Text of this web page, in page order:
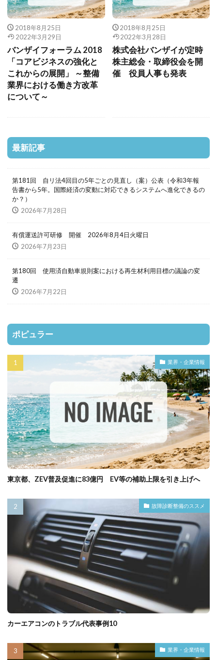
2018年8月25日
2022年3月29日
バンザイフォーラム 2018
「コアビジネスの強化と
これからの展開」 ～整備
業界における働き方改革
について～
2018年8月25日
2022年3月28日
株式会社バンザイが定時
株主総会・取締役会を開
催 役員人事も発表
最新記事
第181回 自リ法4回目の5年ごとの見直し（案）公表（令和3年報
告書から5年。国際経済の変動に対応できるシステムへ進化できるの
か？）
2026年7月28日
有償運送許可研修 開催 2026年8月4日火曜日
2026年7月23日
第180回 使用済自動車規則案における再生材利用目標の議論の変
遷
2026年7月22日
ポピュラー
業界・企業情報
東京都、ZEV普及促進に83億円 EV等の補助上限を引き上げへ
故障診断整備のススメ
カーエアコンのトラブル代表事例10
業界・企業情報